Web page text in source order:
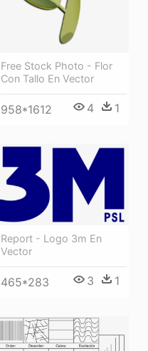
Free Stock Photo - Flor
Con Tallo En Vector
958*1612 4 1
Report - Logo 3m En
Vector
465*283 3 1